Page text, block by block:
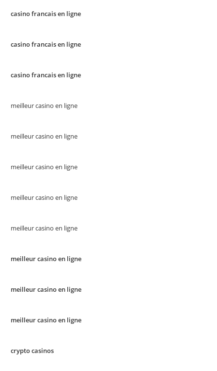
casino francais en ligne
casino francais en ligne
casino francais en ligne
meilleur casino en ligne
meilleur casino en ligne
meilleur casino en ligne
meilleur casino en ligne
meilleur casino en ligne
meilleur casino en ligne
meilleur casino en ligne
meilleur casino en ligne
crypto casinos